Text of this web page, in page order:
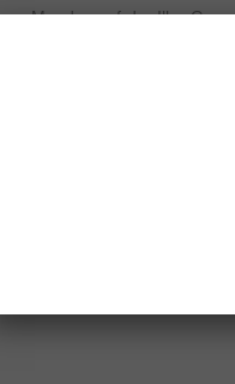
Mendes auf der Ilha
Steile Klippen und eine
sich der neuntplatzierte,
der als zehntschönster
strengstens untersagt.